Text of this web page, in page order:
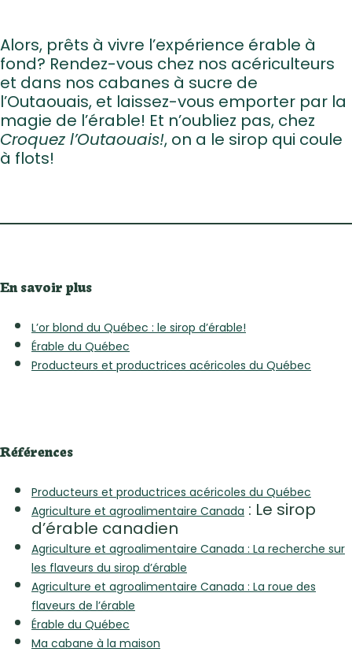
Alors, prêts à vivre l’expérience érable à
fond? Rendez-vous chez nos acériculteurs
et dans nos cabanes à sucre de
l’Outaouais, et laissez-vous emporter par la
magie de l’érable! Et n’oubliez pas, chez
Croquez l’Outaouais!, on a le sirop qui coule
à flots!
En savoir plus
L’or blond du Québec : le sirop d’érable!
Érable du Québec
Producteurs et productrices acéricoles du Québec
Références
Producteurs et productrices acéricoles du Québec
Agriculture et agroalimentaire Canada : Le sirop
d’érable canadien
Agriculture et agroalimentaire Canada : La recherche sur
les flaveurs du sirop d’érable
Agriculture et agroalimentaire Canada : La roue des
flaveurs de l’érable
Érable du Québec
Ma cabane à la maison